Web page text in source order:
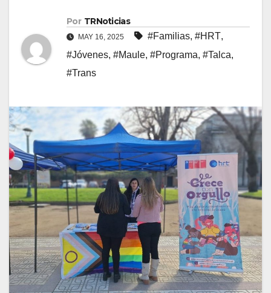
Por TRNoticias
MAY 16, 2025 #Familias, #HRT,
#Jóvenes, #Maule, #Programa, #Talca,
#Trans